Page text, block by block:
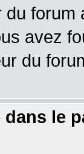
du
avez
du
le